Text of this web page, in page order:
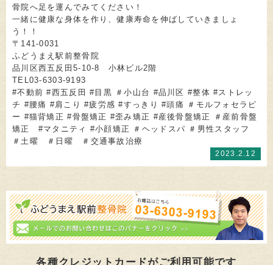
骨院へ足を運んでみてください！
一緒に健康な身体を作り、健康寿命を伸ばしていきましょ
う！！
〒141-0031
ふどうまえ駅前整骨院
品川区西五反田5-10-8 小林ビル2階
TEL03-6303-9193
#不動前 #西五反田 #目黒 ＃小山台 #品川区 #整体 #ストレッ
チ #腰痛 #肩こり #疲労感 #すっきり #頭痛 ＃モルフォセラピ
ー #猫背矯正 #骨盤矯正 #歪み矯正 #産後骨盤矯正 ＃産前骨盤
矯正 #マタニティ #小顔矯正 ＃ヘッドスパ ＃男性スタッフ
＃土曜 ＃日曜 ＃交通事故治療
2023.2.12
各種クレジットカードがご利用可能です